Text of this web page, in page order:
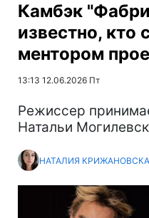
Камбэк
известно, кто
ментором
13:13 12.06.2026 Пт
Режиссер
Натальи
НАТАЛИЯ